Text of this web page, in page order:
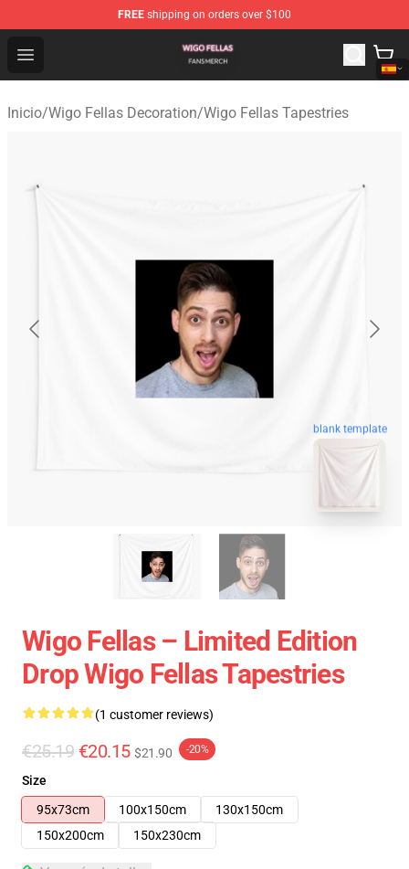
FREE shipping on orders over $100
Open menu
Wigo Fellas Shop - Official Wigo Fellas Merchandise
Inicio/Wigo Fellas Decoration/Wigo Fellas Tapestries
blank template
Wigo Fellas – Limited Edition
Drop Wigo Fellas Tapestries
(1 customer reviews)
€25.19 €20.15 $21.90 -20%
Size
95x73cm
100x150cm
130x150cm
150x200cm
150x230cm